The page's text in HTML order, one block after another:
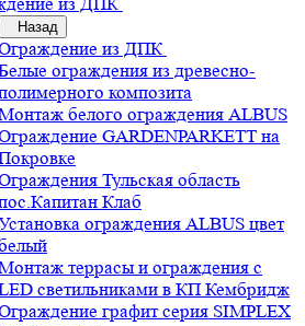
Назад
из ДПК
ограждения из древесно-
композита
белого ограждения ALBUS
GARDENPARKETT на
Тульская область
Клаб
ограждения ALBUS цвет
террасы и ограждения с
светильниками в КП Кембридж
графит серия SIMPLEX